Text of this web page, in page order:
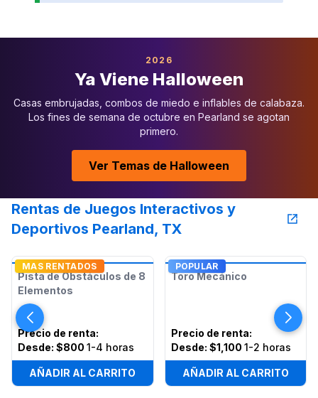
2026
Ya Viene Halloween
Casas embrujadas, combos de miedo e inflables de calabaza.
Los fines de semana de octubre en Pearland se agotan
primero.
Ver Temas de Halloween
Rentas de Juegos Interactivos y
Deportivos Pearland, TX
MAS RENTADOS
Pista de Obstáculos de 8
Elementos
Precio de renta:
Desde: $800 1-4 horas
AÑADIR AL CARRITO
POPULAR
Toro Mecánico
Precio de renta:
Desde: $1,100 1-2 horas
AÑADIR AL CARRITO